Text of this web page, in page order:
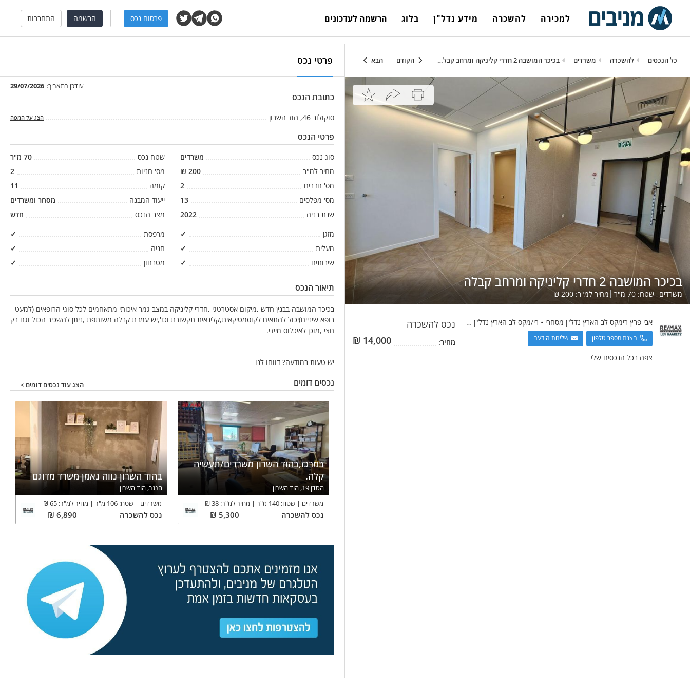
למכירה להשכרה מידע נדל"ן בלוג הרשמה לעדכונים פרסום נכס הרשמה התחברות
כל הנכסים להשכרה משרדים בכיכר המושבה 2 חדרי קליניקה ומרחב קבלה הקודם הבא
בכיכר המושבה 2 חדרי קליניקה ומרחב קבלה
משרדים שטח: 70 מ"ר מחיר למ"ר: 200
₪
אבי פרץ רימקס לב הארץ נדל"ן מסחרי • רי/מקס לב הארץ נדל"ן מסחרי
הצגת מספר טלפון שליחת הודעה
צפה בכל הנכסים שלי
נכס להשכרה
מחיר: 14,000
₪
פרטי נכס
עודכן בתאריך: 29/07/2026
כתובת הנכס
סוקולוב 46, הוד השרון הצג על המפה
פרטי הנכס
סוג נכס משרדים שטח נכס 70 מ"ר
מחיר למ"ר
200
₪ מס' חניות
2
מס' חדרים
2 קומה
11
מס' מפלסים
13 ייעוד המבנה
מסחר ומשרדים
שנת בניה
2022 מצב הנכס
חדש
מזגן
✓ מרפסת
✓
מעלית
✓ חניה
✓
שירותים
✓ מטבחון ✓
תיאור הנכס
בכיכר המושבה בבנין חדש ,מיקום אסטרטגי ,חדרי קליניקה במצב גמר איכותי מתאחמים לכל סוגי הרופאים (למעט
רופא שיניים)יכול להתאים לקוסמטיקאית,קלינאית תקשורת וכו',יש עמדת קבלה משותפת ,ניתן להשכיר הכול וגם רק
חצי ,מוכן לאיכלוס מיידי.
יש טעות במודעה? דווחו לנו
נכסים דומים הצג עוד נכסים דומים >
במרכז,בהוד השרון משרדים/תעשיה
קלה.
הסדן 19, הוד השרון
משרדים
שטח: 140 מ"ר מחיר למ"ר: 38
₪
נכס להשכרה 5,300
₪
בהוד השרון נווה נאמן משרד מדוגם
הנגר, הוד השרון
משרדים
שטח:106 מ"ר מחיר למ"ר:65
₪
נכסלהשכרה 6,890
₪